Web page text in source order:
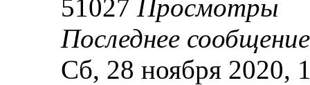
51027 Просмотры
Последнее
Сб, 28 ноября 2020,